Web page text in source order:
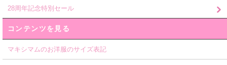
28周年記念特別セール
コンテンツを見る
マキシマムのお洋服のサイズ表記